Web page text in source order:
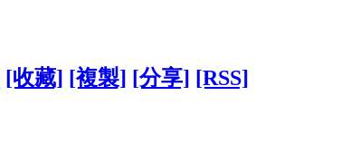
[收藏] [複製] [分享] [RSS]